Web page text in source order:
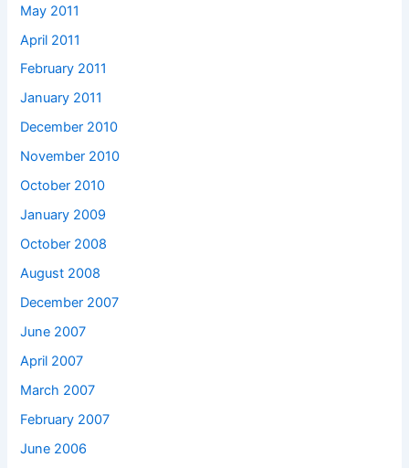
May 2011
April 2011
February 2011
January 2011
December 2010
November 2010
October 2010
January 2009
October 2008
August 2008
December 2007
June 2007
April 2007
March 2007
February 2007
June 2006